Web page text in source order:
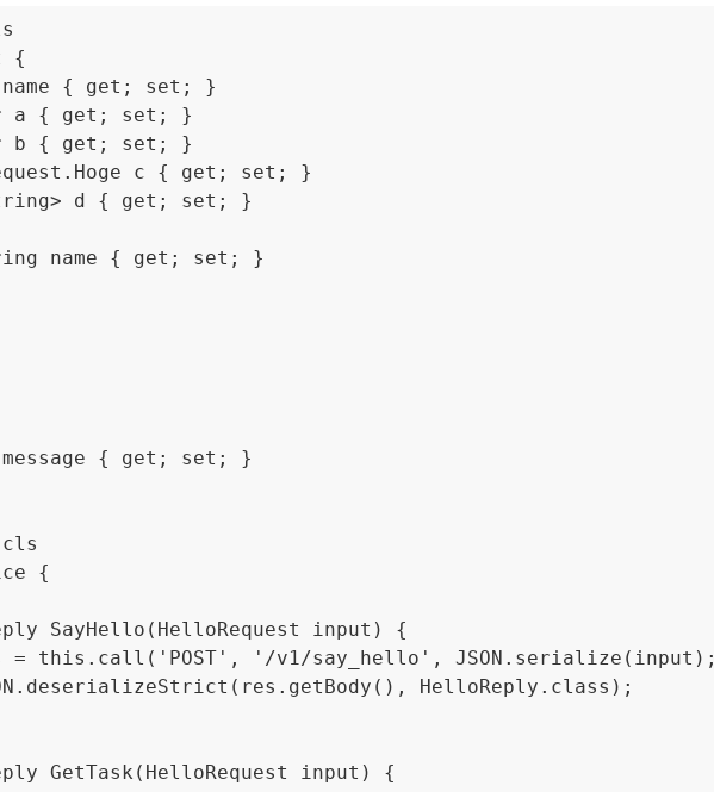
{
{ get; set; }
a { get; set; }
b { get; set; }
c { get; set; }
d { get; set; }
name { get; set; }
{ get; set; }
{
SayHello(HelloRequest input) {
= this.call('POST', '/v1/say_hello', JSON.serialize(input);
HelloReply.class);
GetTask(HelloRequest input) {